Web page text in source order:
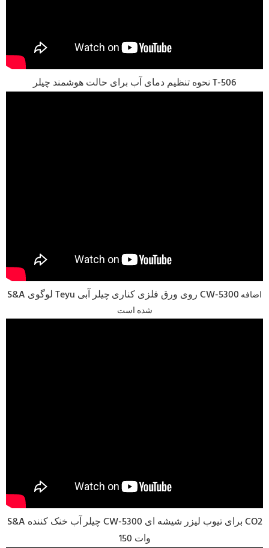
نحوه تنظیم دمای آب برای حالت هوشمند چیلر T-506
S&A لوگوی Teyu روی ورق فلزی کناریچیلر آبی CW-5300
شده است
S&A چیلرآب خنک کننده CW-5300 برای تیوب لیزر شیشه ای CO2
150 وات